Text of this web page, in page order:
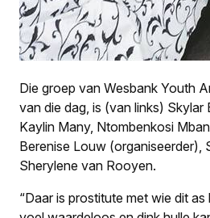
Die groep van Wesbank Youth
van die dag, is (van links) Skylar
Kaylin Many, Ntombenkosi
Berenise Louw (organiseerder),
Sherylene van Rooyen.
“Daar is prostitute met wie dit as